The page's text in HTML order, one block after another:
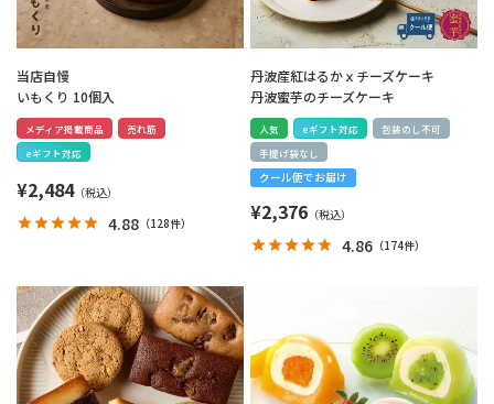
当店自慢
いもくり 10個入
メディア掲載商品
売れ筋
eギフト対応
¥2,484
4.88 （128件）
丹波産紅はるかｘチーズケーキ
丹波蜜芋のチーズケーキ
人気 eギフト対応
包装のし不可
手提げ袋なし
クール便でお届け
¥2,376
4.86 （174件）